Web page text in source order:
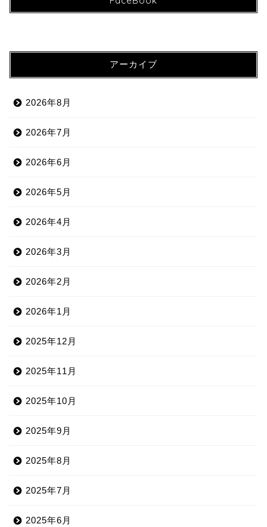
アーカイブ
2026年8月
2026年7月
2026年6月
2026年5月
2026年4月
2026年3月
2026年2月
2026年1月
2025年12月
2025年11月
2025年10月
2025年9月
2025年8月
2025年7月
2025年6月